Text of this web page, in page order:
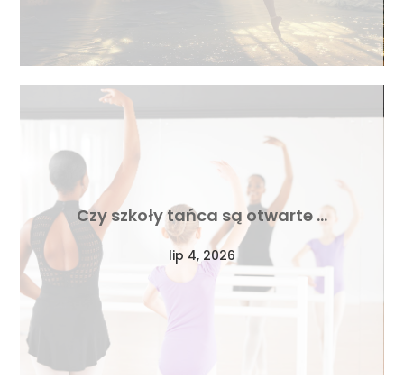
Czy szkoły tańca są otwarte …
lip 4, 2026